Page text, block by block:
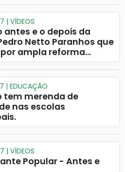
| VÍDEOS
antes e o depois da
Netto Paranhos que
ampla reforma
| EDUCAÇÃO
tem merenda de
nas escolas
| VÍDEOS
Popular - Antes e